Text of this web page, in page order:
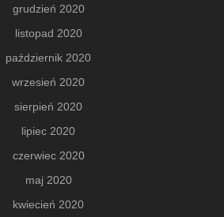
grudzień 2020
listopad 2020
październik 2020
wrzesień 2020
sierpień 2020
lipiec 2020
czerwiec 2020
maj 2020
kwiecień 2020